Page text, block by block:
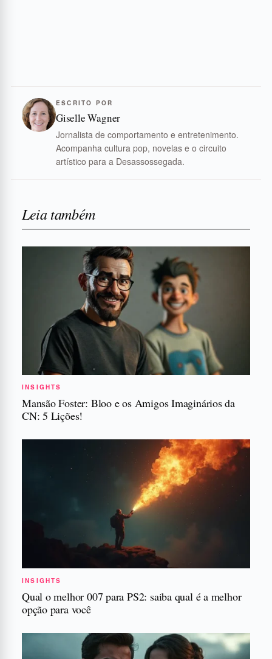
ESCRITO POR
Giselle Wagner
Jornalista de comportamento e entretenimento.
Acompanha cultura pop, novelas e o circuito
artístico para a Desassossegada.
Leia também
INSIGHTS
Mansão Foster: Bloo e os Amigos Imaginários da
CN: 5 Lições!
INSIGHTS
Qual o melhor 007 para PS2: saiba qual é a melhor
opção para você